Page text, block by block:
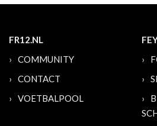
FR12.NL
COMMUNITY
CONTACT
VOETBALPOOL